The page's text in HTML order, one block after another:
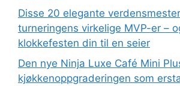
Disse 20 elegante
turneringens virkelige MVP-er –
klokkefesten din til en seier
Den nye Ninja Luxe Café Mini
kjøkkenoppgraderingen som